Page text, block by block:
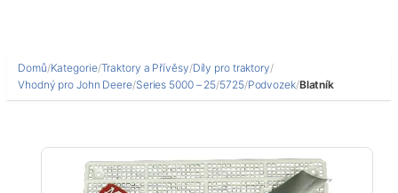
Domů/Kategorie/Traktory a Přívěsy/Díly pro traktory/
Vhodný pro John Deere/Series 5000 – 25/5725/Podvozek/Blatník